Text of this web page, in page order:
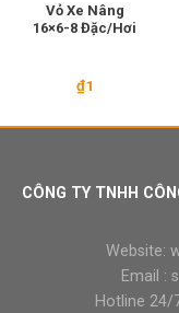
Vỏ Xe Nâng
16×6-8 Đặc/Hơi
₫1
CÔNG TY TNHH
Website:
Email :
Hotline 24/